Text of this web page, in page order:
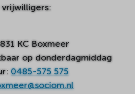
KC Boxmeer
op donderdagmiddag
0485-575 575